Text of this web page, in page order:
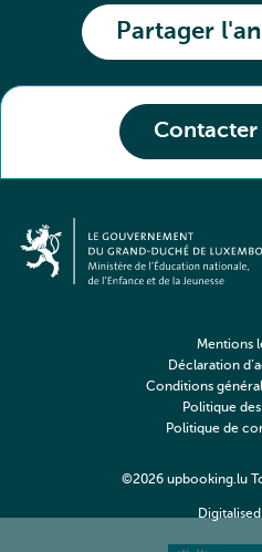
Partager
©2026 upbooking.lu
Mentions
Déclaration
Conditions
Politique
Politique de
Digitalised